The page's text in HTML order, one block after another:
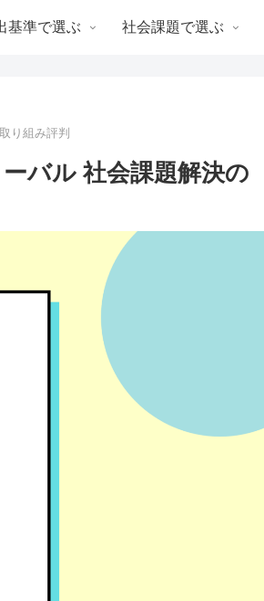
基準で選ぶ 社会課題で選ぶ
り組み評判
バル 社会課題解決の